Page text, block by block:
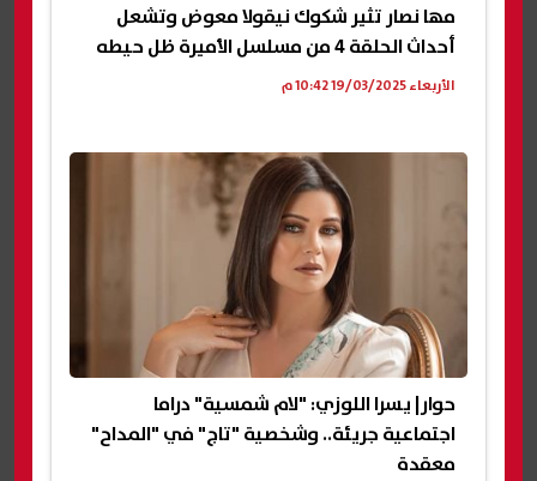
مها نصار تثير شكوك نيقولا معوض وتشعل
أحداث الحلقة 4 من مسلسل الأميرة ظل حيطه
الأربعاء 19/03/2025 10:42 م
حوار| يسرا اللوزي: "لام شمسية" دراما
اجتماعية جريئة.. وشخصية "تاج" في "المداح"
معقدة